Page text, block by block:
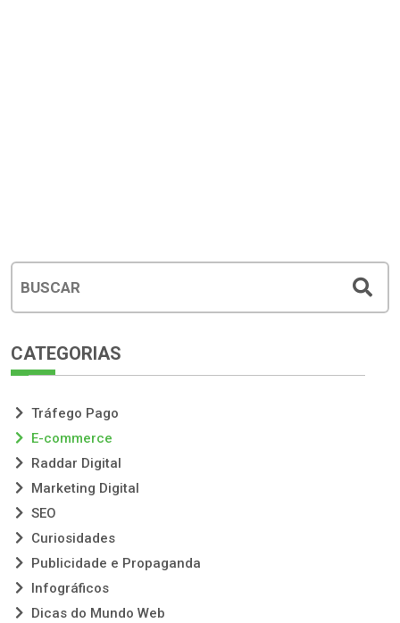
CATEGORIAS
Tráfego Pago
E-commerce
Raddar Digital
Marketing Digital
SEO
Curiosidades
Publicidade e Propaganda
Infográficos
Dicas do Mundo Web